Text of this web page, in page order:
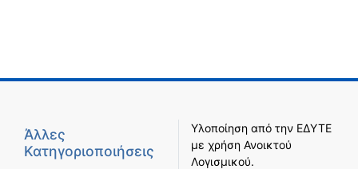
Άλλες
Κατηγοριοποιήσεις
Υλοποίηση από την ΕΔΥΤΕ
με χρήση Ανοικτού
Λογισμικού.